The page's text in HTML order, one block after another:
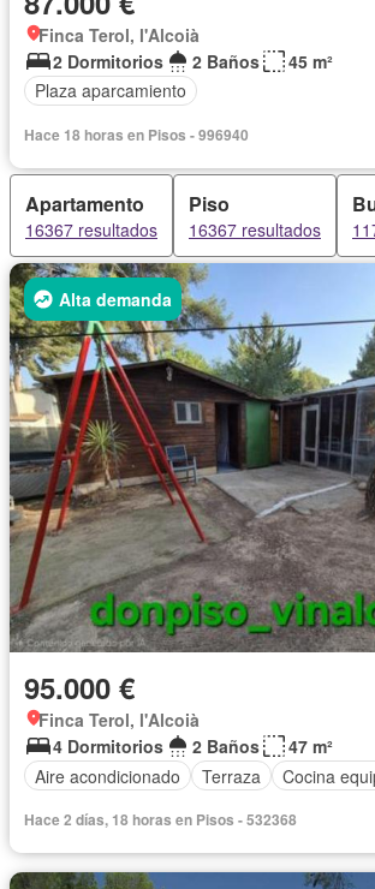
Finca Terol, l'Alcoià
2 Dormitorios
2 Baños
45 m²
Plaza aparcamiento
Hace 18 horas en Pisos - 996940
Apartamento
16367 resultados
Piso
16367 resultados
Alta demanda
95.000 €
Finca Terol, l'Alcoià
4 Dormitorios
2 Baños
47 m²
Aire acondicionado
Terraza Cocina
Hace 2 días, 18 horas en Pisos - 532368